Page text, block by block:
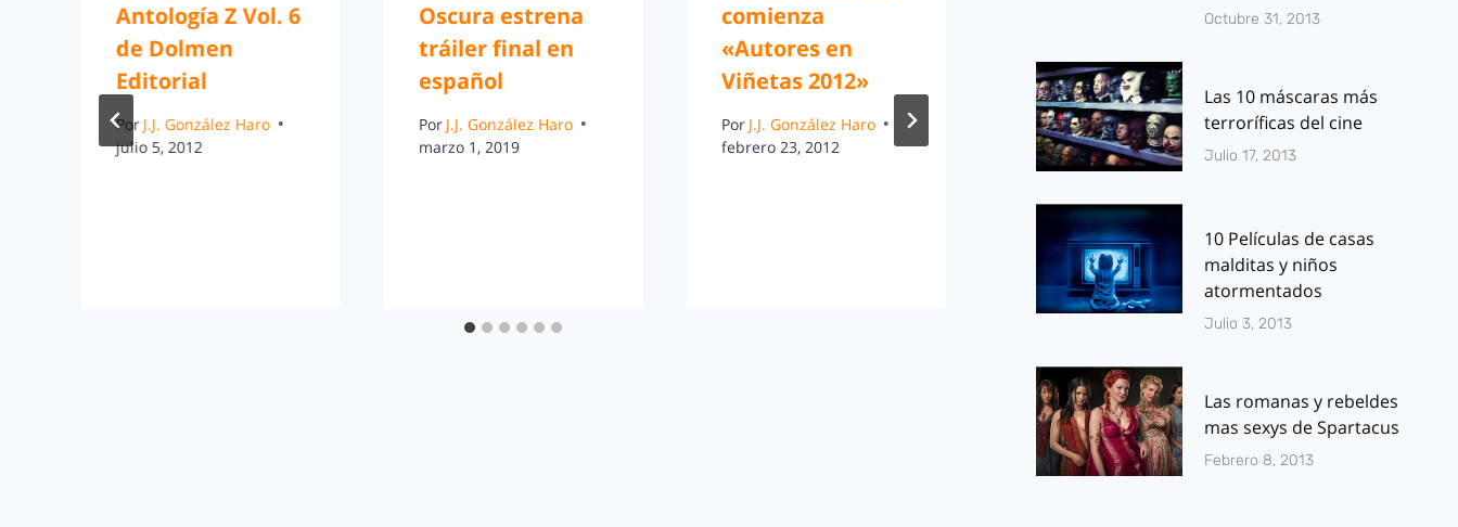
Antología Z Vol. 6
de Dolmen
Editorial
PorJ.J. González Haro
julio 5, 2012
Oscura estrena
tráiler final en
español
Por J.J. González Haro
marzo 1, 2019
comienza
«Autores en
Viñetas 2012»
Por J.J. González Haro
febrero 23, 2012
PorJ.J. González Haro
noviembre 17, 2014
Dinklage y
julio 22, 2014
Octubre 31, 2013
Las 10 máscaras más
terroríficas del cine
Julio 17, 2013
10 Películas de casas
malditas y niños
atormentados
Julio 3, 2013
Las romanas y rebeldes
mas sexys de Spartacus
Febrero 8, 2013